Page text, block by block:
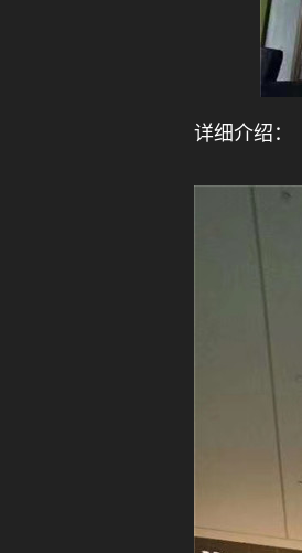
详细介绍：